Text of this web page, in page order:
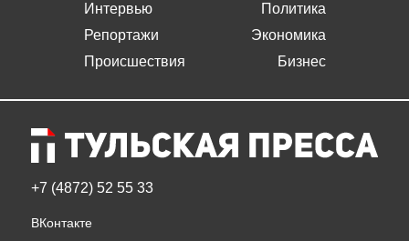
Интервью
Репортажи
Происшествия
Политика
Экономика
Бизнес
+7 (4872) 52 55 33
ВКонтакте